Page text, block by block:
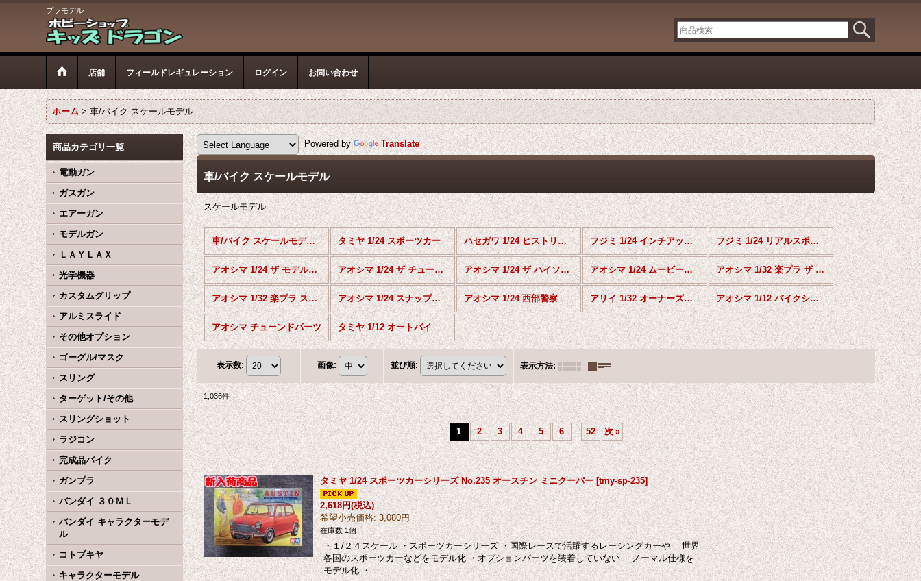
プラモデル
店舗 フィールドレギュレーション ログイン お問い合わせ
ホーム > 車/バイク スケールモデル
商品カテゴリ一覧
電動ガン
ガスガン
エアーガン
モデルガン
ＬＡＹＬＡＸ
光学機器
カスタムグリップ
アルミスライド
その他オプション
ゴーグル/マスク
スリング
ターゲット/その他
スリングショット
ラジコン
完成品バイク
ガンプラ
バンダイ ３０ＭＬ
バンダイ キャラクターモデ
ル
コトブキヤ
キャラクターモデル
Powered by Translate
車/バイク スケールモデル
スケールモデル
車/バイク スケールモデル (全商品) タミヤ 1/24 スポーツカー ハセガワ 1/24 ヒストリックカーシリーズ フジミ 1/24 インチアップシリーズ フジミ 1/24 リアルスポーツカーシリーズ
アオシマ 1/24 ザ モデルカーシリーズ アオシマ 1/24 ザ チューンドカーシリーズ アオシマ 1/24 ザ ハイソカー アオシマ 1/24 ムービーメカ アオシマ 1/32 楽プラ ザ スナップキットシリーズ
アオシマ 1/32 楽プラ スナップキット アオシマ 1/24 スナップカー アオシマ 1/24 西部警察 アリイ 1/32 オーナーズクラブシリーズ アオシマ 1/12 バイクシリーズ
アオシマ チューンドパーツ タミヤ 1/12 オートバイ
表示数: 画像: 並び順: 表示方法:
1,036件
1 2 3 4 5 6 ... 52 次 »
タミヤ 1/24 スポーツカーシリーズ No.235 オースチン ミニクーパー [tmy-sp-235]
2,618円(税込)
希望小売価格: 3,080円
在庫数 1個
・１/２４スケール ・スポーツカーシリーズ ・国際レースで活躍するレーシングカーや 世界
各国のスポーツカーなどをモデル化 ・オプションパーツを装着していない ノーマル仕様を
モデル化 ・…